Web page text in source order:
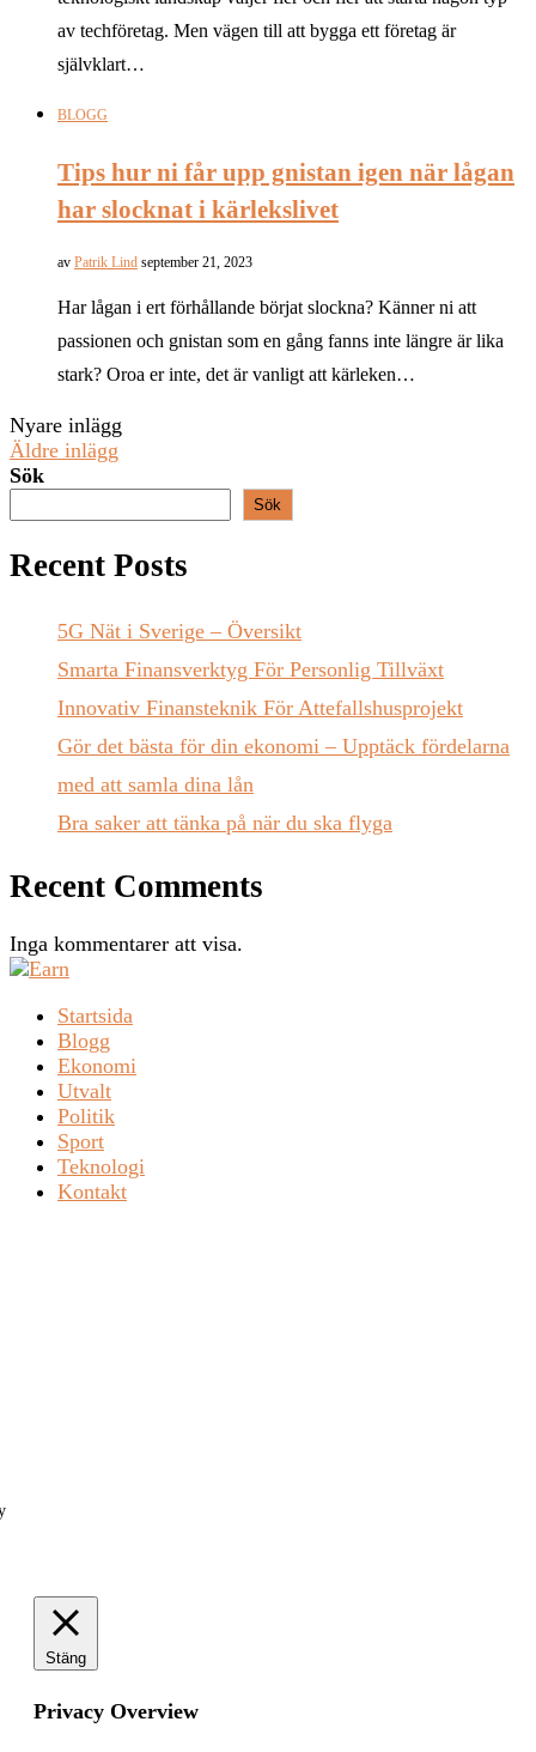
av techföretag. Men vägen till att bygga ett företag är
självklart…
BLOGG
Tips hur ni får upp gnistan igen när lågan
har slocknat i kärlekslivet
av Patrik Lind september 21, 2023
Har lågan i ert förhållande börjat slockna? Känner ni att
passionen och gnistan som en gång fanns inte längre är lika
stark? Oroa er inte, det är vanligt att kärleken…
Nyare inlägg
Äldre inlägg
Sök
Sök
Recent Posts
5G Nät i Sverige – Översikt
Smarta Finansverktyg För Personlig Tillväxt
Innovativ Finansteknik För Attefallshusprojekt
Gör det bästa för din ekonomi – Upptäck fördelarna
med att samla dina lån
Bra saker att tänka på när du ska flyga
Recent Comments
Inga kommentarer att visa.
Startsida
Blogg
Ekonomi
Utvalt
Politik
Sport
Teknologi
Kontakt
Stäng
Privacy Overview